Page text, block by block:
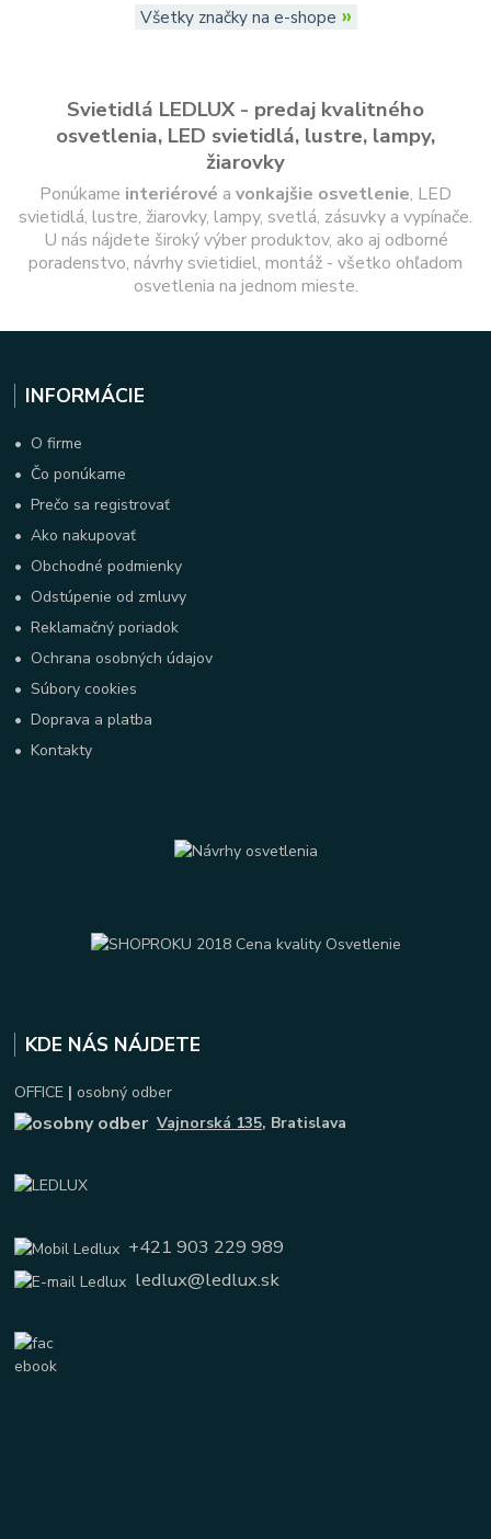
Všetky značky na e-shope »
Svietidlá LEDLUX - predaj kvalitného
osvetlenia, LED svietidlá, lustre, lampy,
žiarovky
Ponúkame interiérové a vonkajšie osvetlenie, LED
svietidlá, lustre, žiarovky, lampy, svetlá, zásuvky a vypínače.
U nás nájdete široký výber produktov, ako aj odborné
poradenstvo, návrhy svietidiel, montáž - všetko ohľadom
osvetlenia na jednom mieste.
INFORMÁCIE
• O firme
• Čo ponúkame
•Prečo sa registrovať
•Ako nakupovať
• Obchodné podmienky
• Odstúpenie od zmluvy
•Reklamačný poriadok
• Ochrana osobných údajov
•Súbory cookies
•Doprava a platba
•Kontakty
KDE NÁS NÁJDETE
OFFICE | osobný odber
Vajnorská 135, Bratislava
+421 903 229 989
ledlux@ledlux.sk